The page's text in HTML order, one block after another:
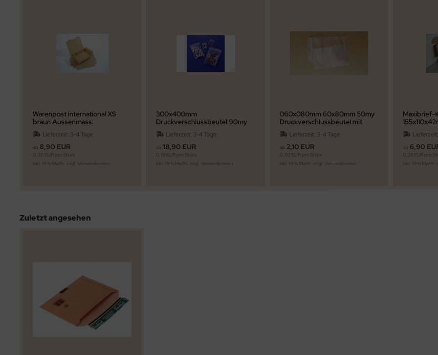
Warenpost international XS
braun Aussenmass:
235x175x30mm
Innenmass:230x160x20/23mm
stabil
Lieferzeit: 3-4 Tage
ab 8,90 EUR
0,36 EUR pro Stück
inkl. 19 % MwSt. zzgl. Versandkosten
300x400mm
Druckverschlussbeutel 90my
extra stark
Lieferzeit: 3-4 Tage
ab 18,90 EUR
0,19 EUR pro Stück
inkl. 19 % MwSt. zzgl.Versandkosten
060x080mm 60x80mm 50my
Druckverschlussbeutel mit
Euroloch
Lieferzeit: 3-4 Tage
ab 2,10 EUR
0,02 EUR pro Stück
inkl. 19 % MwSt. zzgl. Versandkosten
Maxibrief-
Deutsche
Lieferzeit:
ab 6,90
0,28 EUR pro
inkl. 19 %
Zuletzt angesehen